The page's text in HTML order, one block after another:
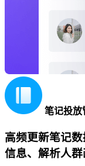
笔记投放
高频更新笔记
信息、解析人群